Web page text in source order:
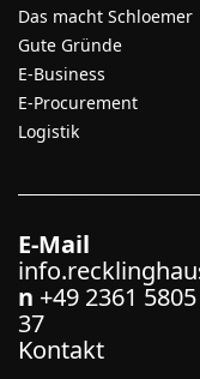
Das macht Schloemer
Gute Gründe
E-Business
E-Procurement
Logistik
E-Mail
n +49 2361
37
Kontakt